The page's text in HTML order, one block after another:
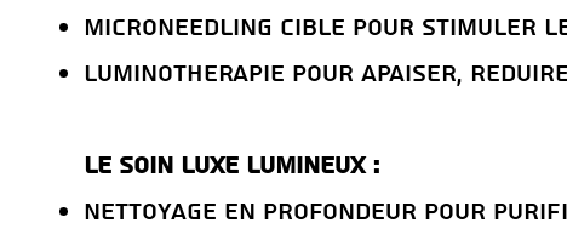
Microneedling ciblE pour stimuler
LuminothErapie pour apaiser,
Le Soin LUXE LUMINEUX :
Nettoyage en profondeur pour